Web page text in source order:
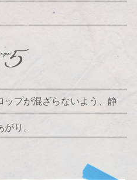
ップが混ざらないよう、静
り。